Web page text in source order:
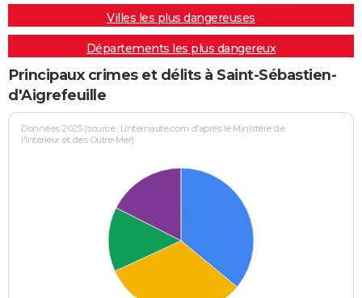
Villes les plus dangereuses
Départements les plus dangereux
Principaux crimes et délits à Saint-Sébastien-
d'Aigrefeuille
Données 2025 (source : Linternaute.com d'après le Ministère de
l'Intérieur et des Outre-Mer)